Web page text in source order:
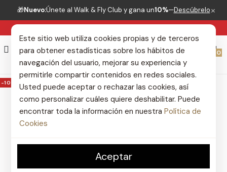
🎁Nuevo:Únete al Walk & Fly Club y gana un10%—Descúbrelo×
0
Este sitio web utiliza cookies propias y de terceros
para obtener estadísticas sobre los hábitos de
navegación del usuario, mejorar su experiencia y
permitirle compartir contenidos en redes sociales.
Usted puede aceptar o rechazar las cookies, así
como personalizar cuáles quiere deshabilitar. Puede
encontrar toda la información en nuestra Política de
Cookies
Aceptar
-10%
-10%